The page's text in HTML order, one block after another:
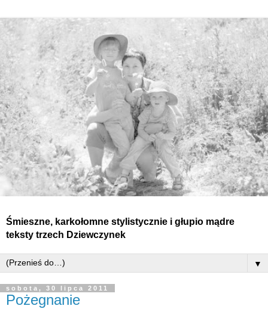
Śmieszne, karkołomne stylistycznie i głupio mądre
teksty trzech Dziewczynek
▼
sobota, 30 lipca 2011
Pożegnanie